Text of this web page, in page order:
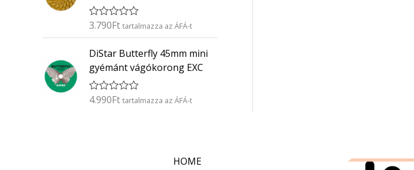
s
:
0
/
5
É
é
e
é
s
3.790Ft tartalmazza az ÁFÁ-t
DiStar Butterfly 45mm mini
gyémánt vágókorong EXC
É
4.990Ft tartalmazza az ÁFÁ-t
HOME